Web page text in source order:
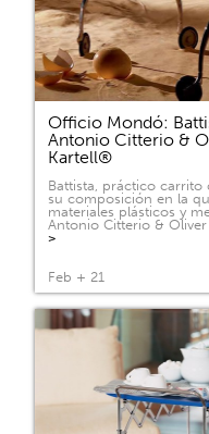
Officio Mondó:
Antonio Citterio &
Kartell®
Battista, práctico
su composición en la
materiales plásticos y
Antonio Citterio &
>
Feb + 21